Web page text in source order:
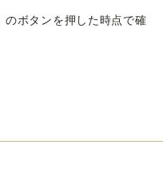
のボタンを押した時点で確